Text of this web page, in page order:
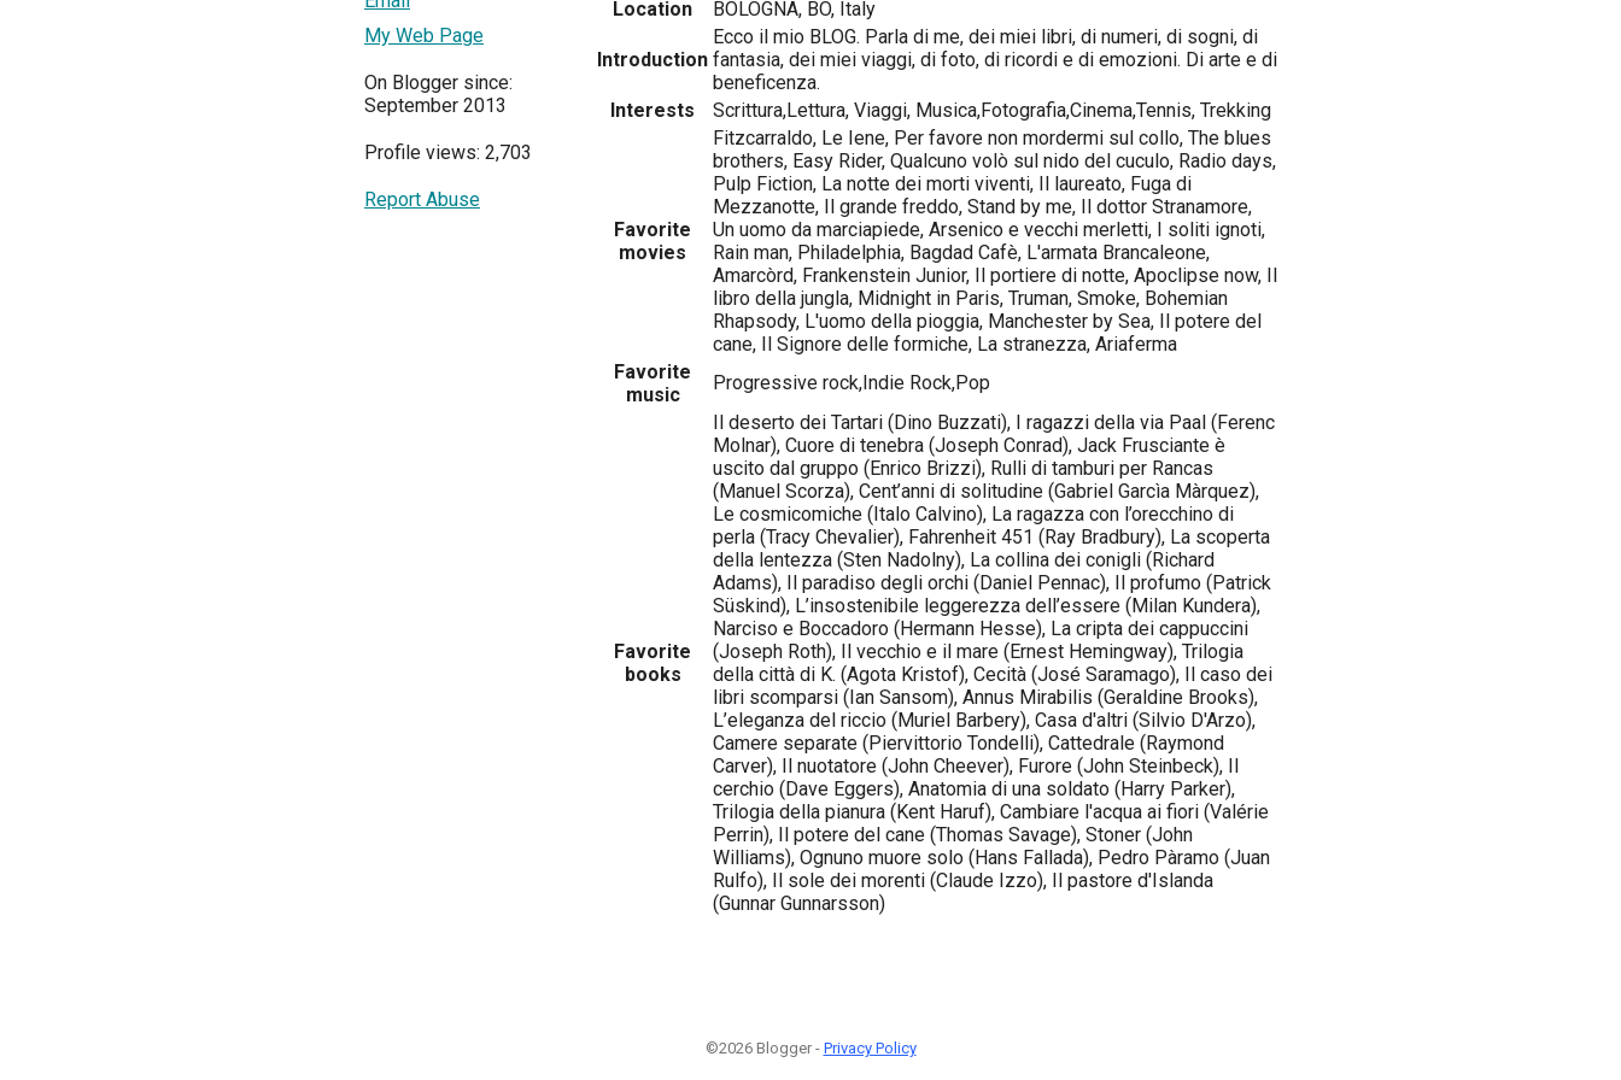
My Web Page
On Blogger since:
September 2013
Profile views: 2,703
Report Abuse
Location
BOLOGNA, BO, Italy
Introduction
Ecco il mio BLOG. Parla di me, dei miei libri, di numeri, di sogni, di
fantasia, dei miei viaggi, di foto, di ricordi e di emozioni. Di arte e di
beneficenza.
Interests
Scrittura,Lettura, Viaggi, Musica,Fotografia,Cinema,Tennis, Trekking
Favorite
movies
Fitzcarraldo, Le Iene, Per favore non mordermi sul collo, The blues
brothers, Easy Rider, Qualcuno volò sul nido del cuculo, Radio days,
Pulp Fiction, La notte dei morti viventi, Il laureato, Fuga di
Mezzanotte, Il grande freddo, Stand by me, Il dottor Stranamore,
Un uomo da marciapiede, Arsenico e vecchi merletti, I soliti ignoti,
Rain man, Philadelphia, Bagdad Cafè, L'armata Brancaleone,
Amarcòrd, Frankenstein Junior, Il portiere di notte, Apoclipse now, Il
libro della jungla, Midnight in Paris, Truman, Smoke, Bohemian
Rhapsody, L'uomo della pioggia, Manchester by Sea, Il potere del
cane, Il Signore delle formiche, La stranezza, Ariaferma
Favorite
music
Progressive rock,Indie Rock,Pop
Favorite
books
Il deserto dei Tartari (Dino Buzzati), I ragazzi della via Paal (Ferenc
Molnar), Cuore di tenebra (Joseph Conrad), Jack Frusciante è
uscito dal gruppo (Enrico Brizzi), Rulli di tamburi per Rancas
(Manuel Scorza), Cent’anni di solitudine (Gabriel Garcìa Màrquez),
Le cosmicomiche (Italo Calvino), La ragazza con l’orecchino di
perla (Tracy Chevalier), Fahrenheit 451 (Ray Bradbury), La scoperta
della lentezza (Sten Nadolny), La collina dei conigli (Richard
Adams), Il paradiso degli orchi (Daniel Pennac), Il profumo (Patrick
Süskind), L’insostenibile leggerezza dell’essere (Milan Kundera),
Narciso e Boccadoro (Hermann Hesse), La cripta dei cappuccini
(Joseph Roth), Il vecchio e il mare (Ernest Hemingway), Trilogia
della città di K. (Agota Kristof), Cecità (José Saramago), Il caso dei
libri scomparsi (Ian Sansom), Annus Mirabilis (Geraldine Brooks),
L’eleganza del riccio (Muriel Barbery), Casa d'altri (Silvio D'Arzo),
Camere separate (Piervittorio Tondelli), Cattedrale (Raymond
Carver), Il nuotatore (John Cheever), Furore (John Steinbeck), Il
cerchio (Dave Eggers), Anatomia di una soldato (Harry Parker),
Trilogia della pianura (Kent Haruf), Cambiare l'acqua ai fiori (Valérie
Perrin), Il potere del cane (Thomas Savage), Stoner (John
Williams), Ognuno muore solo (Hans Fallada), Pedro Pàramo (Juan
Rulfo), Il sole dei morenti (Claude Izzo), Il pastore d'Islanda
(Gunnar Gunnarsson)
©2026 Blogger - Privacy Policy